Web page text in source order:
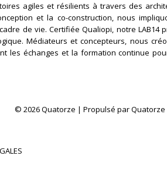
agiles et résilients à travers des
et la co-construction, nous
de vie. Certifiée Qualiopi, notre LAB14
Médiateurs et concepteurs, nous
les échanges et la formation continue
© 2026 Quatorze | Propulsé par Quatorze